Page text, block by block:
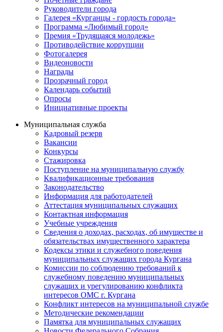
Руководители города
Галерея «Курганцы - гордость города»
Программа «Любимый город»
Премия «Трудящаяся молодежь»
Противодействие коррупции
Фотогалерея
Видеоновости
Награды
Прозрачный город
Календарь событий
Опросы
Инициативные проекты
Муниципальная служба
Кадровый резерв
Вакансии
Конкурсы
Стажировка
Поступление на муниципальную службу
Квалификационные требования
Законодательство
Информация для работодателей
Аттестация муниципальных служащих
Контактная информация
Учебные учреждения
Сведения о доходах, расходах, об имуществе и
обязательствах имущественного характера
Кодексы этики и служебного поведения
муниципальных служащих города Кургана
Комиссии по соблюдению требований к
служебному поведению муниципальных
служащих и урегулированию конфликта
интересов ОМС г. Кургана
Конфликт интересов на муниципальной службе
Методические рекомендации
Памятка для муниципальных служащих